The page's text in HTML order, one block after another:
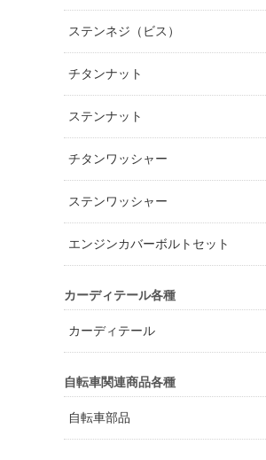
ステンネジ（ビス）
チタンナット
ステンナット
チタンワッシャー
ステンワッシャー
エンジンカバーボルトセット
カーディテール各種
カーディテール
自転車関連商品各種
自転車部品